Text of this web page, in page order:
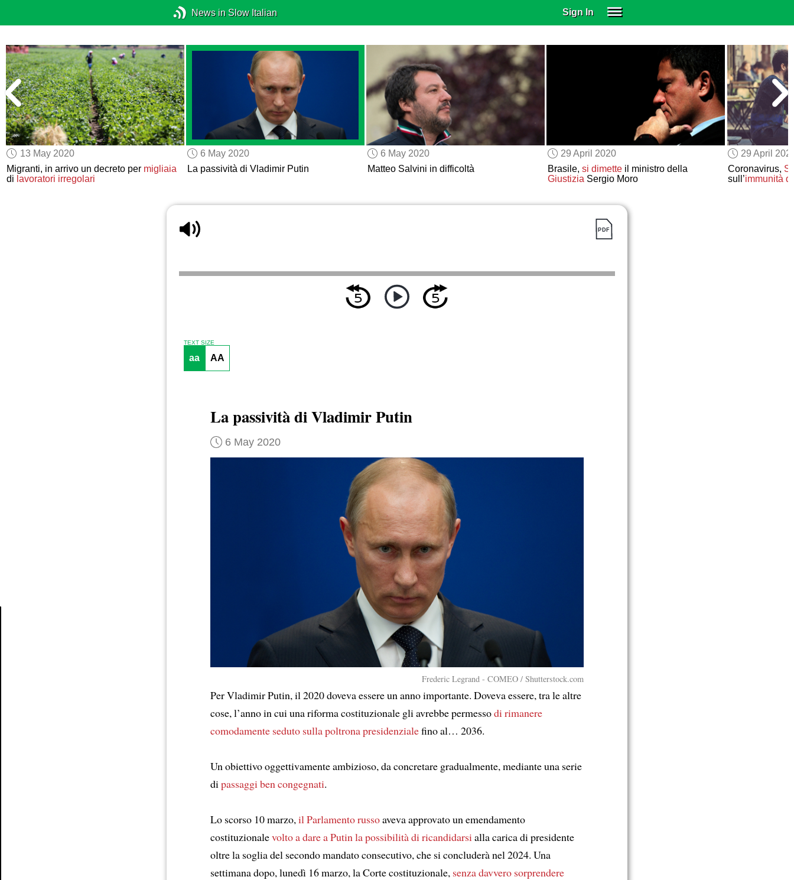
News in Slow Italian Sign In
SUBSCRIBE
EDUCATIONAL LICENSES
GIFT CARDS
OTHER LANGUAGES
ABOUT US
ALEXA
ADJUST COLORS
13 May 2020
Migranti, in arrivo un decreto per migliaia
di lavoratori irregolari
6 May 2020
La passività di Vladimir Putin
6 May 2020
Matteo Salvini in difficoltà
29 April 2020
Brasile, si dimetteil ministro della
GiustiziaSergio Moro
29 April
Coronavirus,
sull’immunità
TEXT SIZE
aa AA
La passività di Vladimir Putin
6 May 2020
Frederic Legrand - COMEO / Shutterstock.com
Per Vladimir Putin, il 2020 doveva essere un anno importante. Doveva essere, tra le altre
cose, l’anno in cui una riforma costituzionale gli avrebbe permessodi rimanere
comodamente seduto sulla poltrona presidenzialefino al… 2036.
Un obiettivo oggettivamente ambizioso, da concretare gradualmente, mediante una serie
di passaggi ben congegnati.
Lo scorso 10 marzo, il Parlamento russoaveva approvato un emendamento
costituzionalevolto a dare a Putin la possibilità di ricandidarsi alla carica di presidente
oltre la soglia del secondo mandato consecutivo, che si concluderà nel 2024. Una
settimana dopo, lunedì 16 marzo, la Corte costituzionale, senza davvero sorprendere